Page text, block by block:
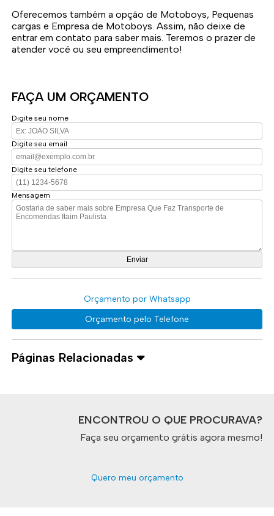
Oferecemos também a opção de Motoboys, Pequenas
cargas e Empresa de Motoboys. Assim, não deixe de
entrar em contato para saber mais. Teremos o prazer de
atender você ou seu empreendimento!
FAÇA UM ORÇAMENTO
Digite seu nome
Digite seu email
Digite seu telefone
Mensagem
Orçamento por Whatsapp
Orçamento pelo Telefone
Páginas Relacionadas
ENCONTROU O QUE PROCURAVA?
Faça seu orçamento grátis agora mesmo!
Quero meu orçamento